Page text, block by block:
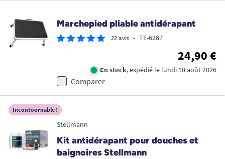
Marchepied pliable antidérapant
22 avis • TE-6287
24,90 €
En stock, expédié le lundi 10 août 2026
Comparer
Incontournable !
Stellmann
Kit antidérapant pour douches et
baignoires Stellmann